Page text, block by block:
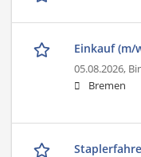
Einkauf (m/
05.08.2026,
Bremen